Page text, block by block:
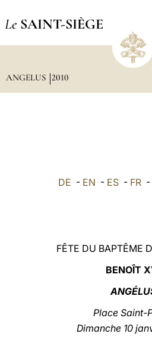
Le SAINT-SIÈGE
ANGELUS 2010
DE - EN - ES- FR-
FÊTE DU BAPTÊME
BENOÎT
Place Saint-
Dimanche 10